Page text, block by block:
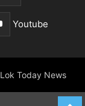
Youtube
Today News